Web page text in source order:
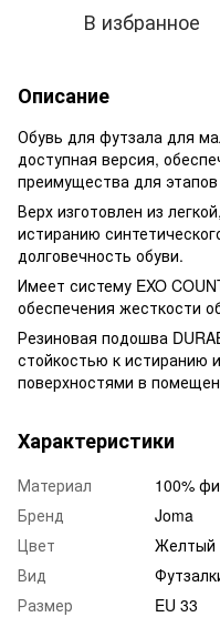
В избранное
Описание
Обувь для футзала для
доступная версия,
преимущества для
Верх изготовлен из
истиранию
долговечность обуви.
Имеет систему EXO
обеспечения жесткости
Резиновая подошва
стойкостью к истиранию
поверхностями в
Характеристики
Материал
100%
Бренд
Joma
Цвет
Желтый
Вид
Размер
EU 33